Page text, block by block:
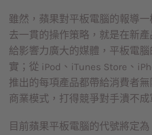
雖然，蘋果對平板電腦的報導
去一貫的操作策略，就是在新
給影響力廣大的媒體，平板電
實；從 iPod、iTunes Store、
推出的每項產品都帶給消費者
商業模式，打得競爭對手潰不成
目前蘋果平板電腦的代號將定